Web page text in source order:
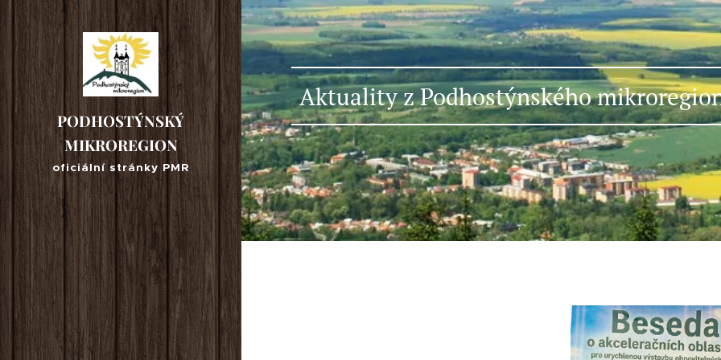
PODHOSTÝNSKÝ
MIKROREGION
oficiální stránky PMR
Aktuality z Podhostýnského